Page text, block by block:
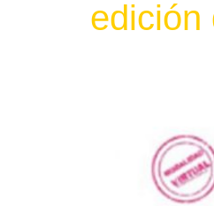
edición